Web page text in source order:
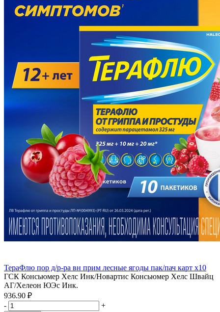
ТераФлю пор д/р-ра вн прим лесные ягоды пак/пач карт x10
ГСК Консьюмер Хелс Инк/Новартис Консьюмер Хелс Швайц
АГ/Хелеон ЮЭс Инк.
936.90 ₽
-
+